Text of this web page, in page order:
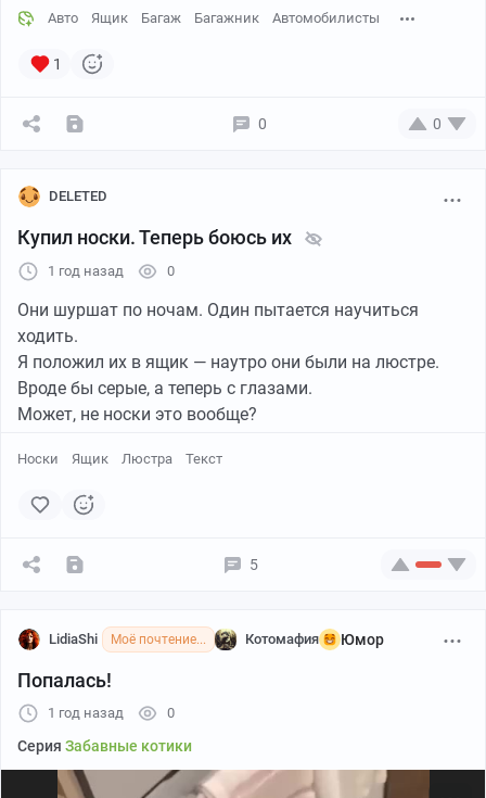
Авто Ящик Багаж Багажник Автомобилисты
1
0 0
DELETED
Купил носки. Теперь боюсь их
1 год назад 0
Они шуршат по ночам. Один пытается научиться
ходить.
Я положил их в ящик — наутро они были на люстре.
Вроде бы серые, а теперь с глазами.
Может, не носки это вообще?
Носки Ящик Люстра Текст
5
LidiaShi Моё почтение... Котомафия Юмор
Попалась!
1 год назад 0
Серия Забавные котики